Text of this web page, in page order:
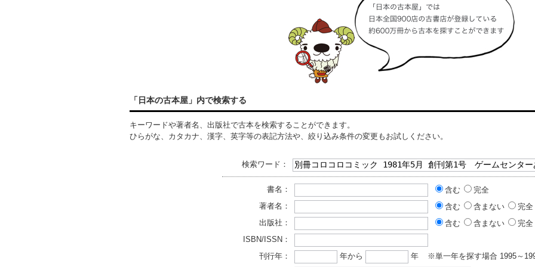
「日本の古本屋」内で検索する
キーワードや著者名、出版社で古本を検索することができます。
ひらがな、カタカナ、漢字、英字等の表記方法や、絞り込み条件の変更もお試しください。
検索ワード：
書名： 含む
完全
著者名：
含む 含まない
完全
出版社：
含む 含まない
完全
ISBN/ISSN：
刊行年：
年から 年
※単一年を探す場合 1995～